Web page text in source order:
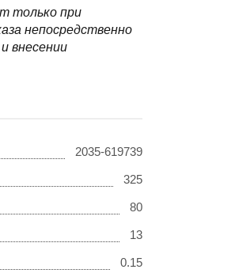
только при
непосредственно
внесении
2035-619739
325
80
13
0.15